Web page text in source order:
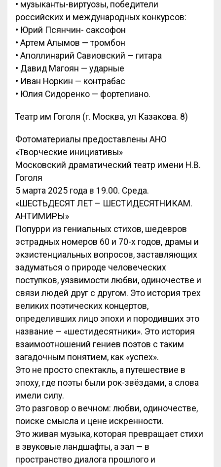
• музыканты-виртуозы, победители
российских и международных конкурсов:
• Юрий Псянчин- саксофон
• Артем Алымов — тромбон
• Аполлинарий Савиовский — гитара
• Давид Магоян — ударные
• Иван Норкин — контрабас
• Юлия Сидоренко — фортепиано.
Театр им Гоголя (г. Москва, ул Казакова. 8)
Фотоматериалы предоставлены АНО
«Творческие инициативы»
Московский драматический театр имени Н.В.
Гоголя
5 марта 2025 года в 19.00. Среда.
«ШЕСТЬДЕСЯТ ЛЕТ – ШЕСТИДЕСЯТНИКАМ.
АНТИМИРЫ»
Попурри из гениальных стихов, шедевров
эстрадных номеров 60 и 70-х годов, драмы и
экзистенциальных вопросов, заставляющих
задуматься о природе человеческих
поступков, уязвимости любви, одиночестве и
связи людей друг с другом. Это история трех
великих поэтических концертов,
определивших лицо эпохи и породивших это
название — «шестидесятники». Это история
взаимоотношений гениев поэтов с таким
загадочным понятием, как «успех».
Это не просто спектакль, а путешествие в
эпоху, где поэты были рок-звёздами, а слова
имели силу.
Это разговор о вечном: любви, одиночестве,
поиске смысла и цене искренности.
Это живая музыка, которая превращает стихи
в звуковые ландшафты, а зал — в
пространство диалога прошлого и